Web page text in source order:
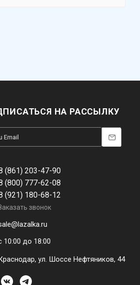
НА РАССЫЛКУ
(861) 203-47-90
(800) 777-62-08
(921) 180-68-12
звонок
10:00 до 18:00
ул. Шоссе Нефтяников, 44